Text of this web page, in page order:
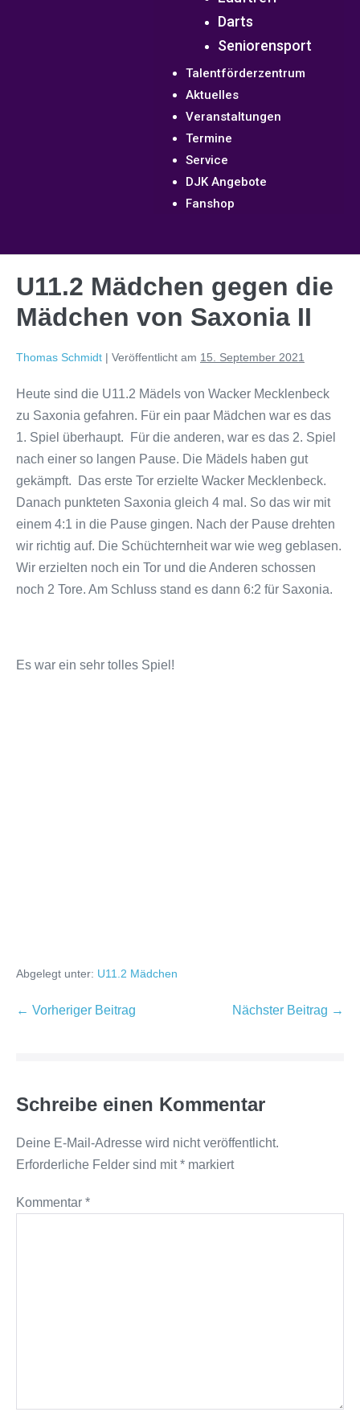
Darts
Seniorensport
Talentförderzentrum
Aktuelles
Veranstaltungen
Termine
Service
DJK Angebote
Fanshop
U11.2 Mädchen gegen die
Mädchen von Saxonia II
Thomas Schmidt | Veröffentlicht am 15. September 2021
Heute sind die U11.2 Mädels von Wacker Mecklenbeck
zu Saxonia gefahren. Für ein paar Mädchen war es das
1. Spiel überhaupt. Für die anderen, war es das 2. Spiel
nach einer so langen Pause. Die Mädels haben gut
gekämpft. Das erste Tor erzielte Wacker Mecklenbeck.
Danach punkteten Saxonia gleich 4 mal. So das wir mit
einem 4:1 in die Pause gingen. Nach der Pause drehten
wir richtig auf. Die Schüchternheit war wie weg geblasen.
Wir erzielten noch ein Tor und die Anderen schossen
noch 2 Tore. Am Schluss stand es dann 6:2 für Saxonia.
Es war ein sehr tolles Spiel!
Abgelegt unter: U11.2 Mädchen
← Vorheriger Beitrag Nächster Beitrag →
Schreibe einen Kommentar
Deine E-Mail-Adresse wird nicht veröffentlicht.
Erforderliche Felder sind mit* markiert
Kommentar *